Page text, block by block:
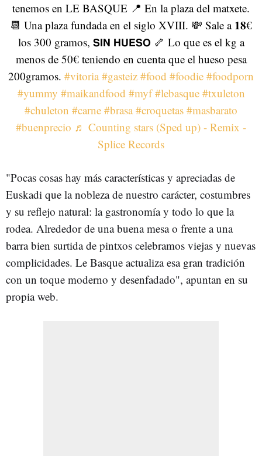
tenemos en LE BASQUE 📍 En la plaza del matxete.
📆 Una plaza fundada en el siglo XVIII. 💸 Sale a 𝟏𝟖€
los 300 gramos, 𝗦𝗜𝗡 𝗛𝗨𝗘𝗦𝗢 🦴 Lo que es el kg a
menos de 50€ teniendo en cuenta que el hueso pesa
200gramos. #vitoria #gasteiz #food #foodie #foodporn
#yummy #maikandfood #myf #lebasque #txuleton
#chuleton #carne #brasa #croquetas #masbarato
#buenprecio ♬ Counting stars (Sped up) - Remix -
Splice Records
"Pocas cosas hay más características y apreciadas de
Euskadi que la nobleza de nuestro carácter, costumbres
y su reflejo natural: la gastronomía y todo lo que la
rodea. Alrededor de una buena mesa o frente a una
barra bien surtida de pintxos celebramos viejas y nuevas
complicidades. Le Basque actualiza esa gran tradición
con un toque moderno y desenfadado", apuntan en su
propia web.